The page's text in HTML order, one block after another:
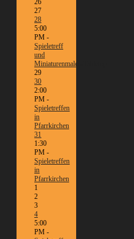
26
27
28
5:00
PM -
Spieletreff
und
Miniaturenmalen/Tabletop
29
30
2:00
PM -
Spieletreffen
in
Pfarrkirchen
31
1:30
PM -
Spieletreffen
in
Pfarrkirchen
1
2
3
4
5:00
PM -